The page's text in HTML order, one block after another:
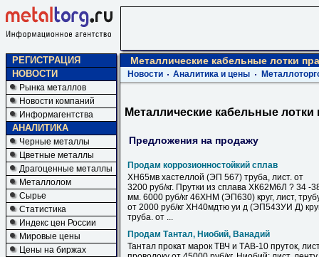
РЕГИСТРАЦИЯ
НОВОСТИ
Рынка металлов
Новости компаний
Информагентства
АНАЛИТИКА
Черные металлы
Цветные металлы
Драгоценные металлы
Металлолом
Сырье
Статистика
Индекс цен России
Мировые цены
Цены на биржах
Металлические кабельные лотки
Новости Аналитика и цены
Металлические кабельные лотки
Предложения на продажу
Продам коррозионностойкий сплав
ХН65мв хастеллой (ЭП 567) труба, лист. от
3200 руб/кг. Прутки из сплава ХК62М6Л ? 34 -
мм. 6000 руб/кг 46ХНМ (ЭП630) круг, лист,
от 2000 руб/кг ХН40мдтю уи д (ЭП543УИ Д)
труба. от ...
Продам Тантал, Ниобий, Ванадий
Тантал прокат марок ТВЧ и ТАВ-10 пруток,